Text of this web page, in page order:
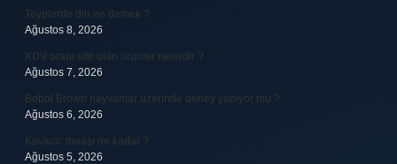
Teyplerde din ne demek ?
Ağustos 8, 2026
KDV oranı sıfır olan ürünler nelerdir ?
Ağustos 7, 2026
Bobbi Brown hayvanlar üzerinde deney yapıyor mu ?
Ağustos 6, 2026
Kovacic maaşı ne kadar ?
Ağustos 5, 2026